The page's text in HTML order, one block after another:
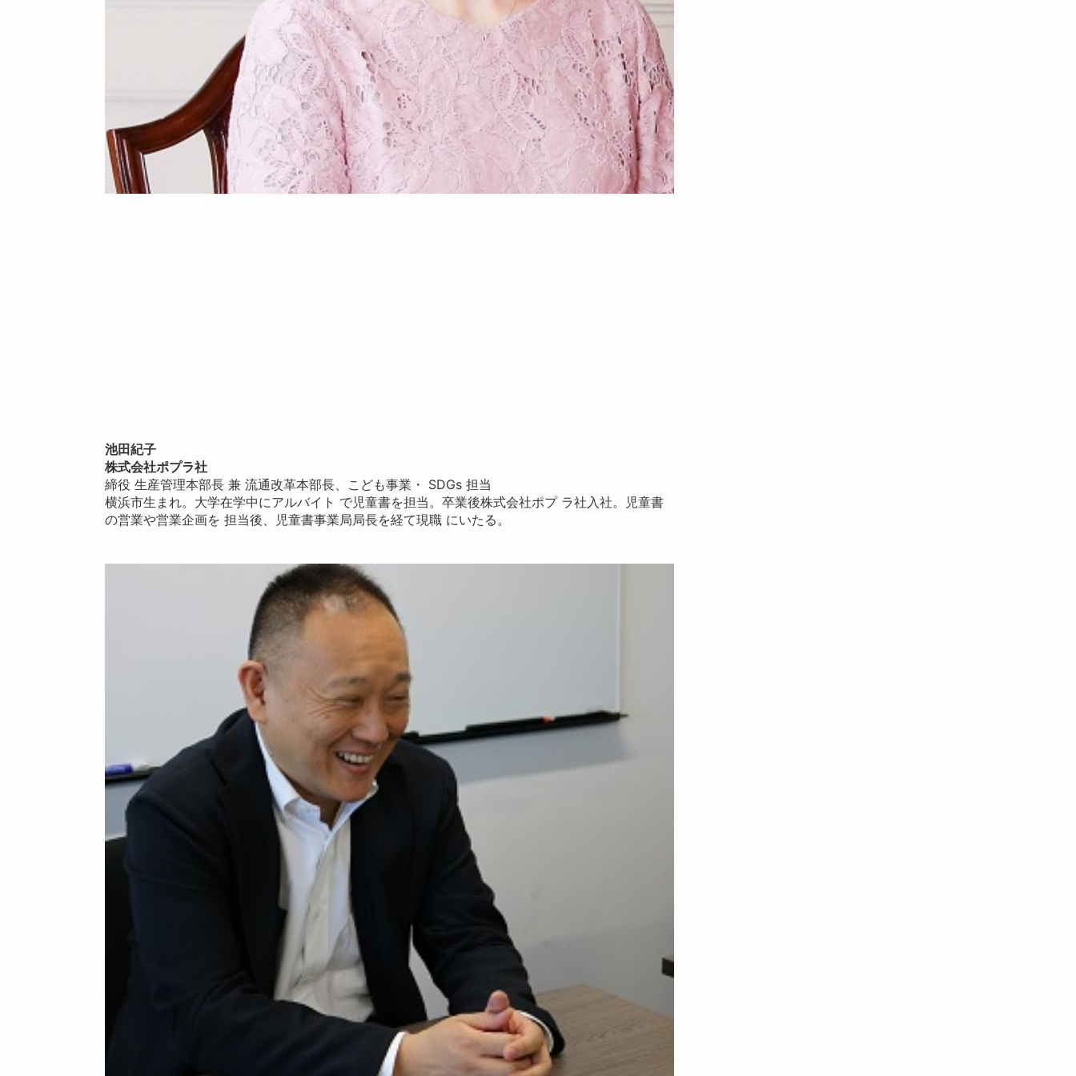
池田紀子
株式会社ポプラ社
締役 生産管理本部長 兼 流通改革本部長、こども事業・ SDGs 担当
横浜市生まれ。大学在学中にアルバイト で児童書を担当。卒業後株式会社ポプ ラ社入社。児童書
の営業や営業企画を 担当後、児童書事業局局長を経て現職 にいたる。